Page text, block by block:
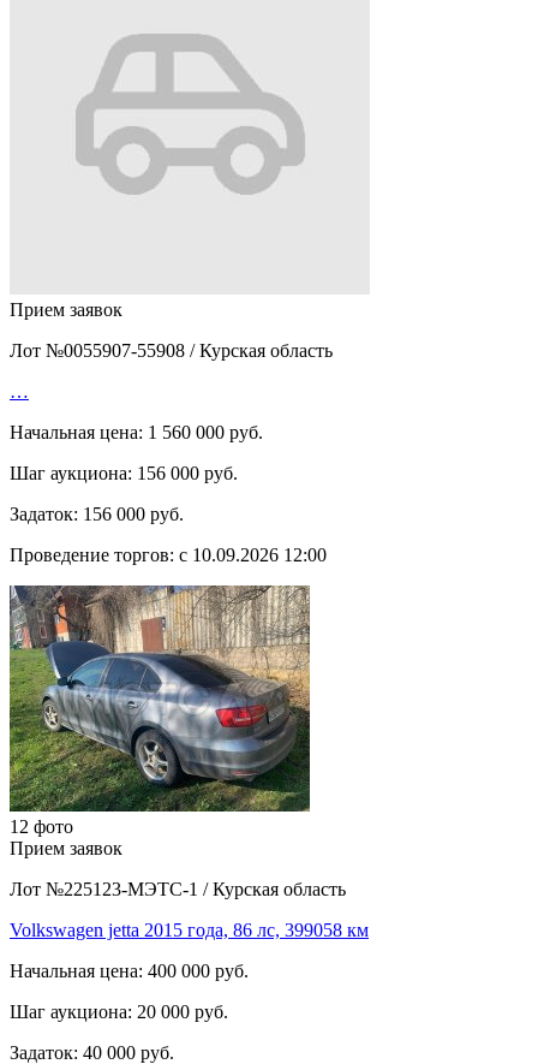
Прием заявок
Лот №0055907-55908 / Курская область
…
Начальная цена: 1 560 000 руб.
Шаг аукциона: 156 000 руб.
Задаток: 156 000 руб.
Проведение торгов: с 10.09.2026 12:00
12 фото
Прием заявок
Лот №225123-МЭТС-1 / Курская область
Volkswagen jetta 2015 года, 86 лс, 399058 км
Начальная цена: 400 000 руб.
Шаг аукциона: 20 000 руб.
Задаток: 40 000 руб.